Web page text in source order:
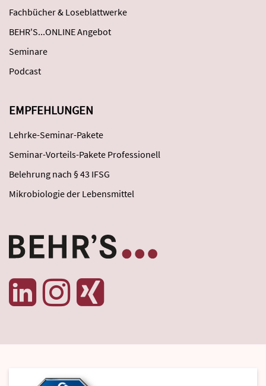
Fachbücher & Loseblattwerke
BEHR'S...ONLINE Angebot
Seminare
Podcast
EMPFEHLUNGEN
Lehrke-Seminar-Pakete
Seminar-Vorteils-Pakete Professionell
Belehrung nach § 43 IFSG
Mikrobiologie der Lebensmittel